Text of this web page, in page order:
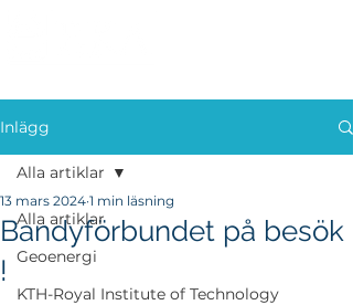
Inlägg
Alla artiklar
Geoenergi
KTH-Royal Institute of Technology
Alla artiklar
Bandyförbundet på besök
!
13 mars 2024 1 min läsning